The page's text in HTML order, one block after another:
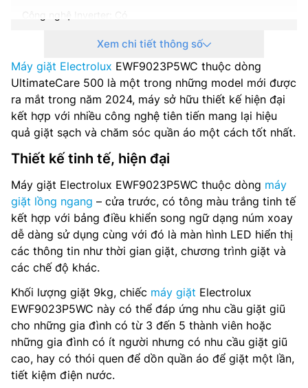
Công nghệ Inverter: Có
Tốc độ quay vắt: 1200 vòng/phút
Công suất tối đa: 2000 W
Công suất tiêu thụ: – W
Chế độ giặt nhanh: Có
Động cơ dẫn động: Dây curoa
Chương trình giặt: 13 chương trình
Cách điều khiển: Núm xoay, nút nhấn kết hợp màn hình
LED
Chất liệu lồng giặt: Thép không gỉ
Cài đặt hẹn giờ: Có
Kích thước(RxCxS): 600 x 850 x 659 mm
Trọng lượng: 73 kg
Xem chi tiết thông số
Máy giặt Electrolux EWF9023P5WC thuộc dòng
UltimateCare 500 là một trong những model mới được
ra mắt trong năm 2024, máy sở hữu thiết kế hiện đại
kết hợp với nhiều công nghệ tiên tiến mang lại hiệu
quả giặt sạch và chăm sóc quần áo một cách tốt nhất.
Thiết kế tinh tế, hiện đại
Máy giặt Electrolux EWF9023P5WC thuộc dòng máy
giặt lồng ngang – cửa trước, có tông màu trắng tinh tế
kết hợp với bảng điều khiển song ngữ dạng núm xoay
dễ dàng sử dụng cùng với đó là màn hình LED hiển thị
các thông tin như thời gian giặt, chương trình giặt và
các chế độ khác.
Khối lượng giặt 9kg, chiếc máy giặt Electrolux
EWF9023P5WC này có thể đáp ứng nhu cầu giặt giũ
cho những gia đình có từ 3 đến 5 thành viên hoặc
những gia đình có ít người nhưng có nhu cầu giặt giũ
cao, hay có thói quen để dồn quần áo để giặt một lần,
tiết kiệm điện nước.